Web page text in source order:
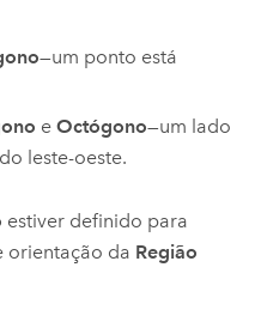
—um ponto está
eOctógono—um lado
leste-oeste.
estiver definido para
orientação da Região